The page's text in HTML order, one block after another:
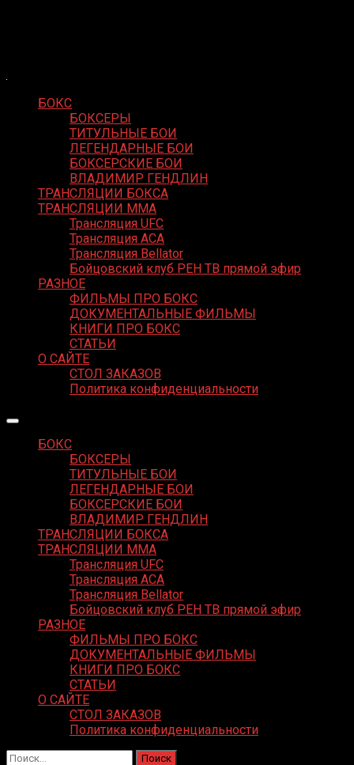
БОКС
БОКСЕРЫ
ТИТУЛЬНЫЕ БОИ
ЛЕГЕНДАРНЫЕ БОИ
БОКСЕРСКИЕ БОИ
ВЛАДИМИР ГЕНДЛИН
ТРАНСЛЯЦИИ БОКСА
ТРАНСЛЯЦИИ MMA
Трансляция UFC
Трансляция ACA
Трансляция Bellator
Бойцовский клуб РЕН ТВ прямой эфир
РАЗНОЕ
ФИЛЬМЫ ПРО БОКС
ДОКУМЕНТАЛЬНЫЕ ФИЛЬМЫ
КНИГИ ПРО БОКС
СТАТЬИ
О САЙТЕ
СТОЛ ЗАКАЗОВ
Политика конфиденциальности
БОКС
БОКСЕРЫ
ТИТУЛЬНЫЕ БОИ
ЛЕГЕНДАРНЫЕ БОИ
БОКСЕРСКИЕ БОИ
ВЛАДИМИР ГЕНДЛИН
ТРАНСЛЯЦИИ БОКСА
ТРАНСЛЯЦИИ MMA
Трансляция UFC
Трансляция ACA
Трансляция Bellator
Бойцовский клуб РЕН ТВ прямой эфир
РАЗНОЕ
ФИЛЬМЫ ПРО БОКС
ДОКУМЕНТАЛЬНЫЕ ФИЛЬМЫ
КНИГИ ПРО БОКС
СТАТЬИ
О САЙТЕ
СТОЛ ЗАКАЗОВ
Политика конфиденциальности
Найти: